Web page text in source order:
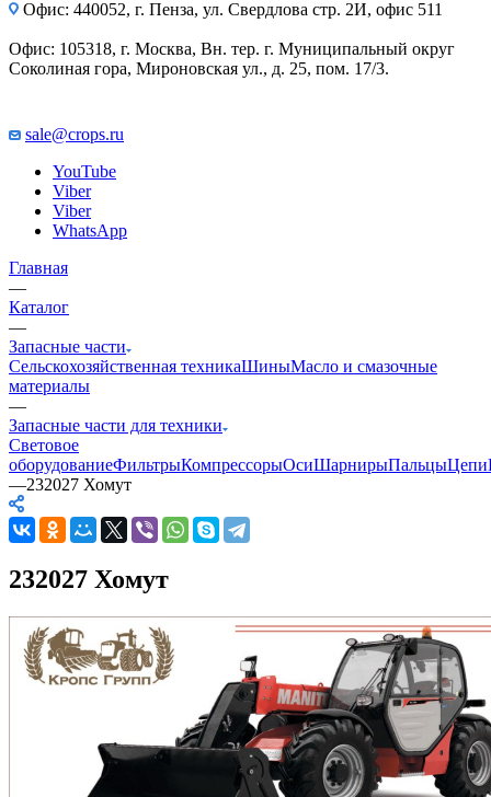
Офис: 440052, г. Пенза, ул. Свердлова стр. 2И, офис 511
Офис: 105318, г. Москва, Вн. тер. г. Муниципальный округ
Соколиная гора, Мироновская ул., д. 25, пом. 17/3.
sale@crops.ru
YouTube
Viber
Viber
WhatsApp
Главная
—
Каталог
—
Запасные части
Сельскохозяйственная техникаШиныМасло и смазочные
материалы
—
Запасные части для техники
Световое
оборудованиеФильтрыКомпрессорыОсиШарнирыПальцыЦепи
—232027 Хомут
232027 Хомут